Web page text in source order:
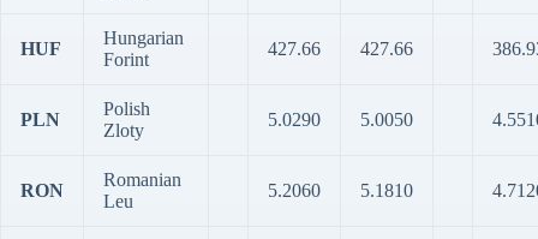
HUF
Hungarian
Forint
427.66 427.66
PLN
Polish
Zloty
5.0290 5.0050
RON
Romanian
Leu
5.2060 5.1810